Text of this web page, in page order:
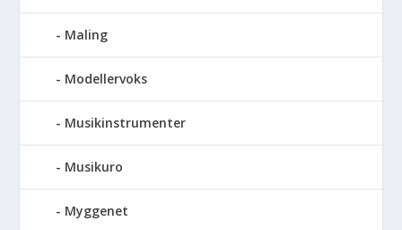
Maling
Modellervoks
Musikinstrumenter
Musikuro
Myggenet